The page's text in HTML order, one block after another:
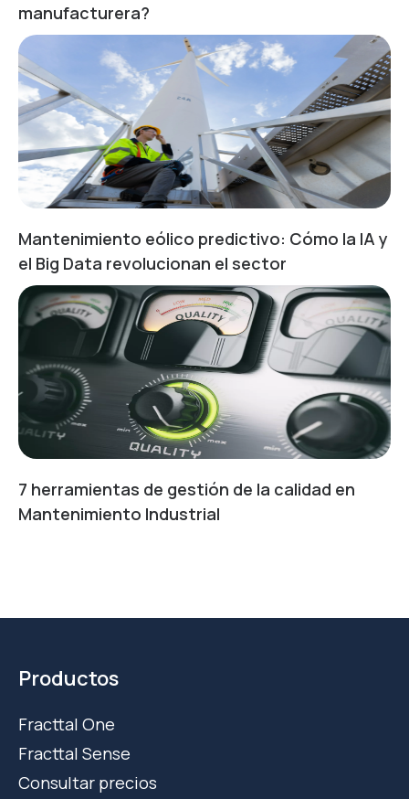
manufacturera?
Mantenimiento eólico predictivo: Cómo la IA y
el Big Data revolucionan el sector
7 herramientas de gestión de la calidad en
Mantenimiento Industrial
Productos
Fracttal One
Fracttal Sense
Consultar precios